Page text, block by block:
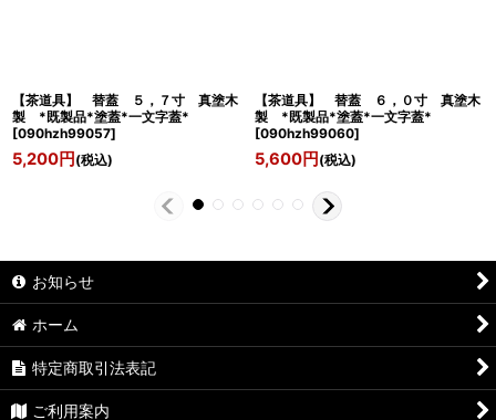
【茶道具】 替蓋 ５，７寸 真塗木
製 *既製品*塗蓋*一文字蓋*
[090hzh99057]
5,200円 (税込)
【茶道具】 替蓋 ６，０寸 真塗木
製 *既製品*塗蓋*一文字蓋*
[090hzh99060]
5,600円 (税込)
お知らせ
ホーム
特定商取引法表記
ご利用案内